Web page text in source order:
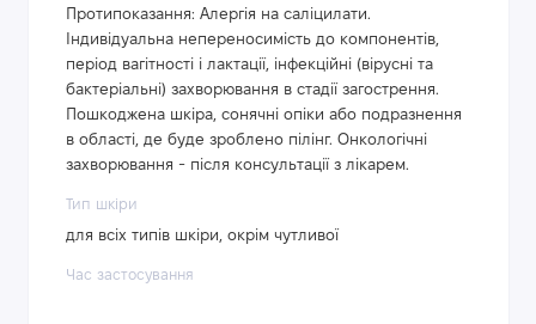
Протипоказання: Алергія на саліцилати.
Індивідуальна непереносимість до компонентів,
період вагітності і лактації, інфекційні (вірусні та
бактеріальні) захворювання в стадії загострення.
Пошкоджена шкіра, сонячні опіки або подразнення
в області, де буде зроблено пілінг. Онкологічні
захворювання - після консультації з лікарем.
Тип шкіри
для всіх типів шкіри, окрім чутливої
Час застосування